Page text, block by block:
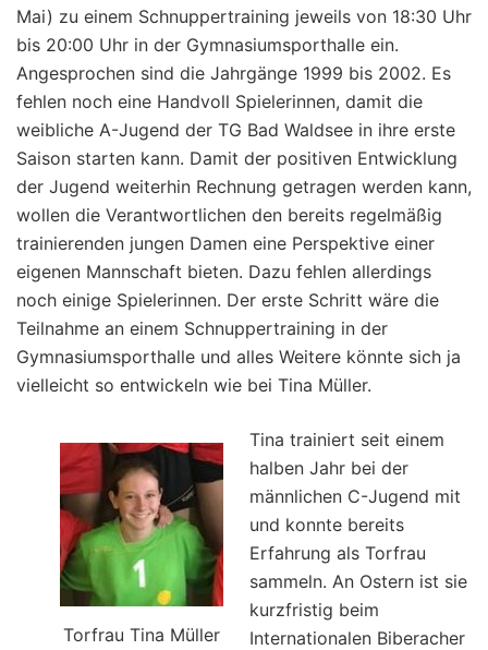
Mai) zu einem Schnuppertraining jeweils von 18:30 Uhr
bis 20:00 Uhr in der Gymnasiumsporthalle ein.
Angesprochen sind die Jahrgänge 1999 bis 2002. Es
fehlen noch eine Handvoll Spielerinnen, damit die
weibliche A-Jugend der TG Bad Waldsee in ihre erste
Saison starten kann. Damit der positiven Entwicklung
der Jugend weiterhin Rechnung getragen werden kann,
wollen die Verantwortlichen den bereits regelmäßig
trainierenden jungen Damen eine Perspektive einer
eigenen Mannschaft bieten. Dazu fehlen allerdings
noch einige Spielerinnen. Der erste Schritt wäre die
Teilnahme an einem Schnuppertraining in der
Gymnasiumsporthalle und alles Weitere könnte sich ja
vielleicht so entwickeln wie bei Tina Müller.
Torfrau Tina Müller
Tina trainiert seit einem
halben Jahr bei der
männlichen C-Jugend mit
und konnte bereits
Erfahrung als Torfrau
sammeln. An Ostern ist sie
kurzfristig beim
Internationalen Biberacher